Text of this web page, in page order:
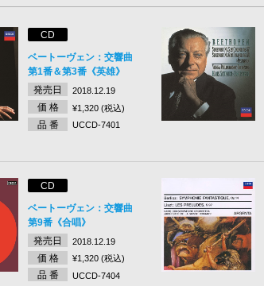
CD
ベートーヴェン：交響曲
第1番＆第3番《英雄》
発売日
2018.12.19
価 格 ¥1,320 (税込)
品 番 UCCD-7401
CD
ベートーヴェン：交響曲
第9番《合唱》
発売日
2018.12.19
価 格 ¥1,320 (税込)
品 番 UCCD-7404